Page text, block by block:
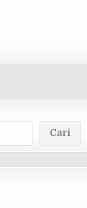
Cari